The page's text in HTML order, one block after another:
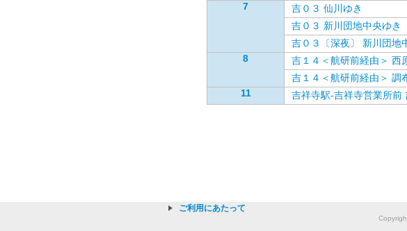
7
吉０３ 仙川ゆき
吉０３ 新川団地中央ゆき
吉０３〔深夜〕 新川団地
8
吉１４＜航研前経由＞ 西
吉１４＜航研前経由＞ 調
11
吉祥寺駅-吉祥寺営業所前
ご利用にあたって